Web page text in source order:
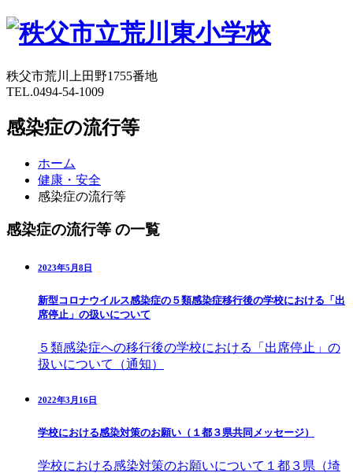
秩父市荒川上田野1755番地
TEL.0494-54-1009
感染症の流行等
ホーム
健康・安全
感染症の流行等
感染症の流行等 の一覧
2023年5月8日
新型コロナウイルス感染症の５類感染症移行後の学校における「出
席停止」の扱いについて
５類感染症への移行後の学校における「出席停止」の
扱いについて（通知）
2022年3月16日
学校における感染対策のお願い（１都３県共同メッセージ）
学校における感染対策のお願いについて１都３県（埼